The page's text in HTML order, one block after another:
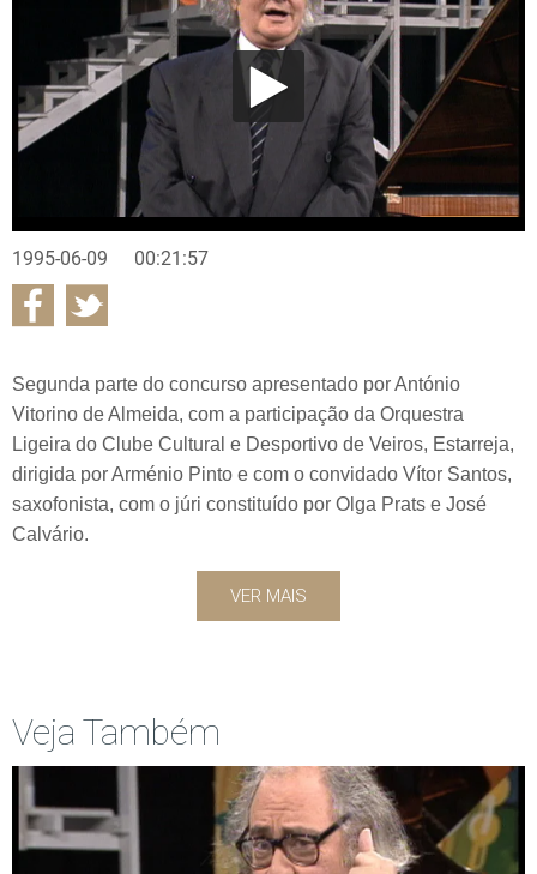
1995-06-09 00:21:57
Segunda parte do concurso apresentado por António
Vitorino de Almeida, com a participação da Orquestra
Ligeira do Clube Cultural e Desportivo de Veiros, Estarreja,
dirigida por Arménio Pinto e com o convidado Vítor Santos,
saxofonista, com o júri constituído por Olga Prats e José
Calvário.
VER MAIS
Veja Também